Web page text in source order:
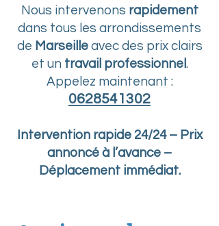
Nous intervenons rapidement
dans tous les arrondissements
de Marseilleavec des prix clairs
et un travail professionnel .
Appelez maintenant :
0628541302
Intervention rapide 24/24 – Prix
annoncé à l’avance –
Déplacement immédiat.